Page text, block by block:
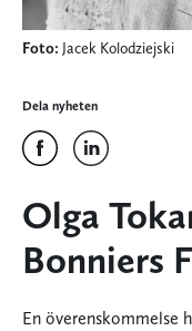
Foto: Jacek Kolodziejski
Dela nyheten
Olga
Bonniers
En överenskommelse